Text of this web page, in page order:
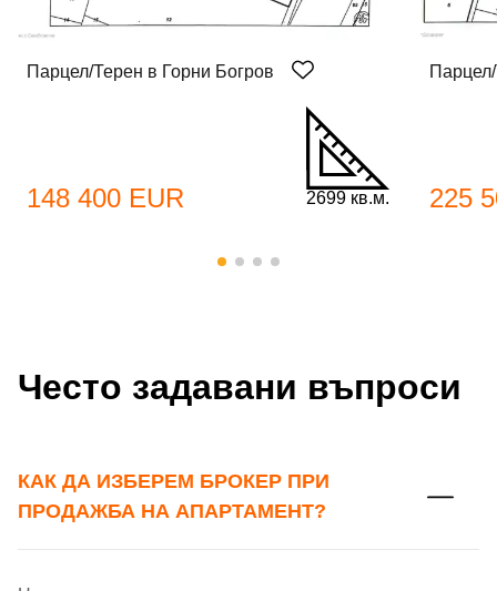
Вход Регистрация
Парцел/Терен в Горни Богров
148 400 EUR 2699 кв.м. 225
Често задавани въпроси
КАК ДА ИЗБЕРЕМ БРОКЕР ПРИ
ПРОДАЖБА НА АПАРТАМЕНТ?
Имейл адрес*